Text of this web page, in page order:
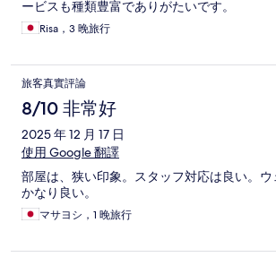
ービスも種類豊富でありがたいです。
Risa，3 晚旅行
旅客真實評論
8/10 非常好
2025 年 12 月 17 日
使用 Google 翻譯
部屋は、狭い印象。スタッフ対応は良い。ウ
かなり良い。
マサヨシ，1 晚旅行